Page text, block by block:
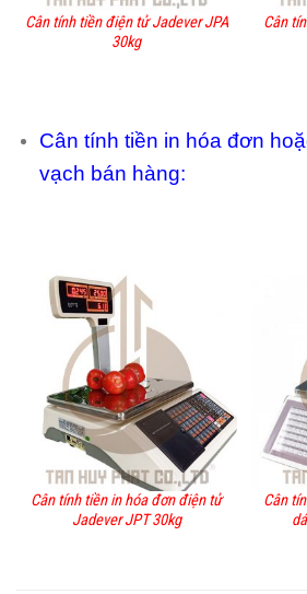
Cân tính tiền điện tử Jadever JPA
30kg
Cân
Cân tính tiền in hóa đơn
vạch bán hàng:
Cân tính tiền in hóa đơn điện tử
Jadever JPT 30kg
Cân